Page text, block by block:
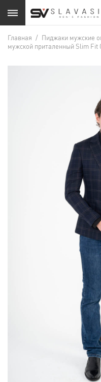
Главная / Пиджаки мужские
мужской приталенный Slim Fit